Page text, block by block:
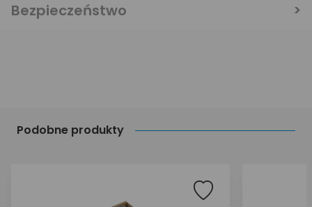
Podobne produkty
Bezpieczeństwo